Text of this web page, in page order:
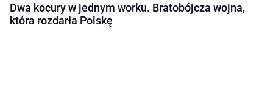
Dwa kocury w jednym worku. Bratobójcza wojna,
która rozdarła Polskę